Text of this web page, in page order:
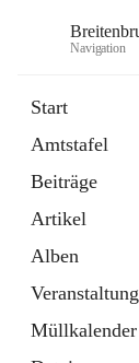
Navigation
Start
Amtstafel
Beiträge
Artikel
Alben
Müllkalender
18